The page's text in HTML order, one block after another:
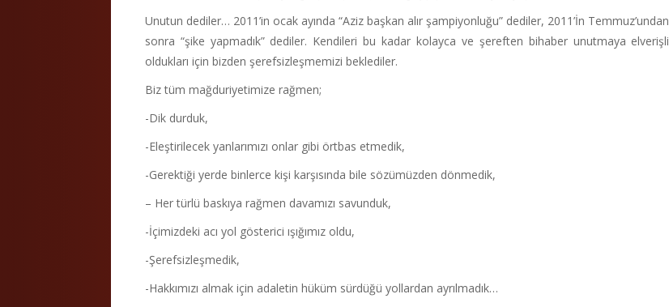
Unutun dediler… 2011’in ocak ayında “Aziz başkan alır şampiyonluğu” dediler, 2011’İn Temmuz’undan
sonra “şike yapmadık” dediler. Kendileri bu kadar kolayca ve şereften bihaber unutmaya elverişli
oldukları için bizden şerefsizleşmemizi beklediler.
Biz tüm mağduriyetimize rağmen;
-Dik durduk,
-Eleştirilecek yanlarımızı onlar gibi örtbas etmedik,
-Gerektiği yerde binlerce kişi karşısında bile sözümüzden dönmedik,
– Her türlü baskıya rağmen davamızı savunduk,
-İçimizdeki acı yol gösterici ışığımız oldu,
-Şerefsizleşmedik,
-Hakkımızı almak için adaletin hüküm sürdüğü yollardan ayrılmadık…